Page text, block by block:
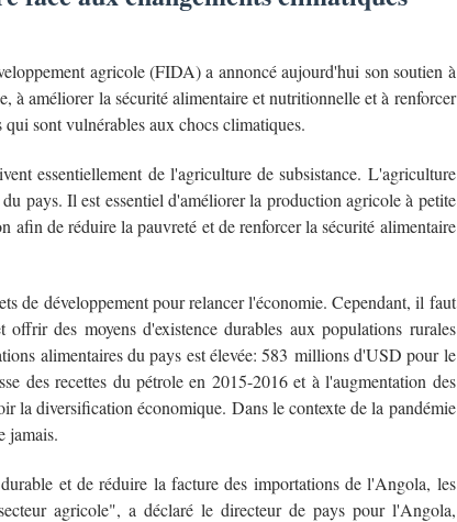
agricole (FIDA) a annoncé aujourd'hui son soutien à
à améliorer la sécurité alimentaire et nutritionnelle et à renforcer
sont vulnérables aux chocs climatiques.
essentiellement de l'agriculture de subsistance. L'agriculture
pays. Il est essentiel d'améliorer la production agricole à petite
de réduire la pauvreté et de renforcer la sécurité alimentaire
de développement pour relancer l'économie. Cependant, il faut
des moyens d'existence durables aux populations rurales
alimentaires du pays est élevée: 583 millions d'USD pour le
des recettes du pétrole en 2015-2016 et à l'augmentation des
la diversification économique. Dans le contexte de la pandémie
jamais.
et de réduire la facture des importations de l'Angola, les
agricole", a déclaré le directeur de pays pour l'Angola,